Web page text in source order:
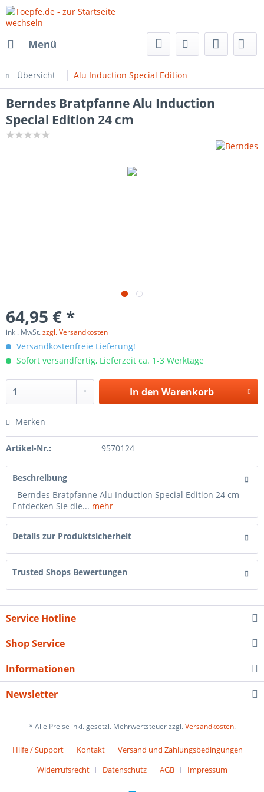
Menü
Übersicht Alu Induction Special Edition
Berndes Bratpfanne Alu Induction
Special Edition 24 cm
64,95 € *
inkl. MwSt.zzgl. Versandkosten
Versandkostenfreie Lieferung!
Sofort versandfertig, Lieferzeit ca. 1-3 Werktage
In den Warenkorb
Merken
Artikel-Nr.: 9570124
Beschreibung
Berndes Bratpfanne Alu Induction Special Edition 24 cm
Entdecken Sie die... mehr
Details zur Produktsicherheit
Trusted Shops Bewertungen
Service Hotline
Shop Service
Informationen
Newsletter
* Alle Preise inkl. gesetzl. Mehrwertsteuer zzgl.Versandkosten.
Hilfe / Support Kontakt
Versand und Zahlungsbedingungen
Widerrufsrecht
Datenschutz AGB Impressum